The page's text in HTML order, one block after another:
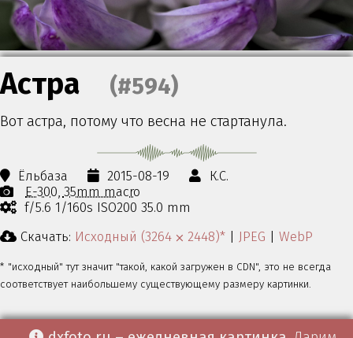
Астра (#594)
Вот астра, потому что весна не стартанула.
Ёльбаза 2015-08-19
К.С.
E-300 35mm macro
f/5.6 1/160s ISO200 35.0 mm
Скачать: Исходный (3264 ⨉ 2448)* | JPEG | WebP
* "исходный" тут значит "такой, какой загружен в CDN", это не всегда
соответствует наибольшему существующему размеру картинки.